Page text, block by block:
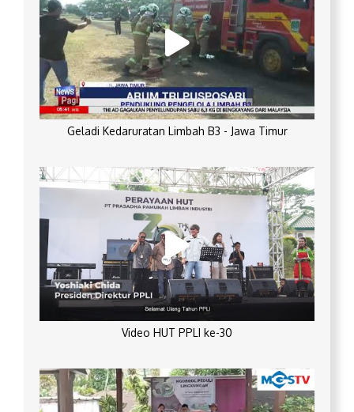
Geladi Kedaruratan Limbah B3 - Jawa Timur
Video HUT PPLI ke-30